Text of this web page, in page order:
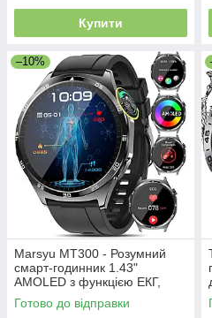
Купити
–10%
Marsyu MT300 - Розумний
смарт-годинник 1.43"
AMOLED з функцією ЕКГ,
Bluetooth дзвінками та
вимірюванням тиску
Готово до відправки